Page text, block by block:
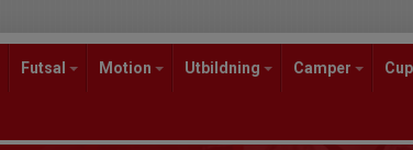
Futsal Motion Utbildning Camper